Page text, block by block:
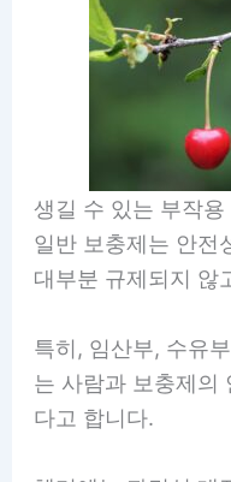
생길 수 있는 부작용
일반 보충제는 안전
대부분 규제되지 않
특히, 임산부, 수유
는 사람과 보충제의
다고 합니다.